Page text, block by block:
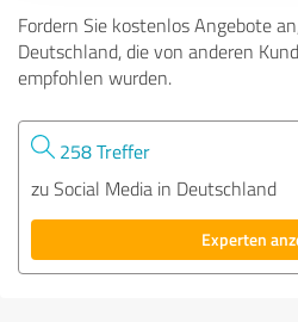
Fordern Sie kostenlos Angebote
Deutschland, die von anderen
empfohlen wurden.
258 Treffer
zu Social Media in Deutschland
Experten